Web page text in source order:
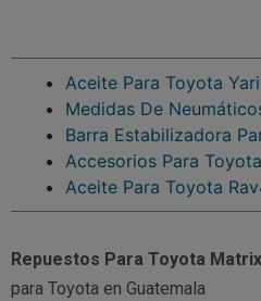
Aceite Para Toyota
Medidas De
Barra Estabilizadora
Accesorios Para
Aceite Para Toyota
Repuestos Para Toyota
para Toyota en Guatemala